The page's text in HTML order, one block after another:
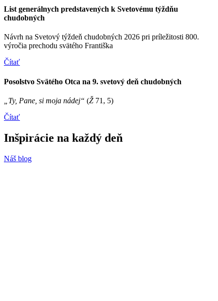
List generálnych predstavených k Svetovému týždňu
chudobných
Návrh na Svetový týždeň chudobných 2026 pri príležitosti 800.
výročia prechodu svätého Františka
Čítať
Posolstvo Svätého Otca na 9. svetový deň chudobných
„Ty, Pane, si moja nádej“ (Ž 71, 5)
Čítať
Inšpirácie na každý deň
Náš blog